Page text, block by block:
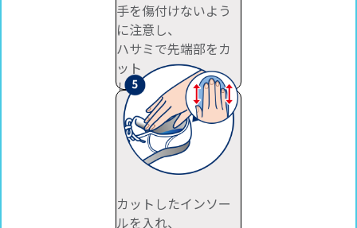
手を傷付けないよう
に注意し、
ハサミで先端部をカ
ット
してください。
カットしたインソー
ルを入れ、